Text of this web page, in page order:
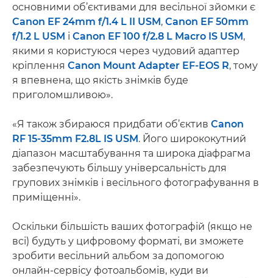
основними об’єктивами для весільної зйомки є
Canon EF 24mm f/1.4 L II USM, Canon EF 50mm
f/1.2 L USM і Canon EF 100 f/2.8 L Macro IS USM,
якими я користуюся через чудовий адаптер
кріплення Canon Mount Adapter EF-EOS R, тому
я впевнена, що якість знімків буде
приголомшливою».
«Я також збираюся придбати об’єктив Canon
RF 15-35mm F2.8L IS USM. Його ширококутний
діапазон масштабування та широка діафрагма
забезпечують більшу універсальність для
групових знімків і весільного фотографування в
приміщенні».
Оскільки більшість ваших фотографій (якщо не
всі) будуть у цифровому форматі, ви зможете
зробити весільний альбом за допомогою
онлайн-сервісу фотоальбомів, куди ви